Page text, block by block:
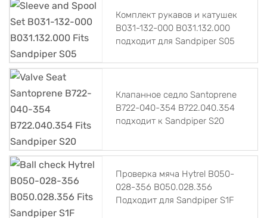
Комплект рукавов и катушек
B031-132-000 B031.132.000
подходит для Sandpiper S05
Клапанное седло Santoprene
B722-040-354 B722.040.354
подходит к Sandpiper S20
Проверка мяча Hytrel B050-
028-356 B050.028.356
Подходит для Sandpiper S1F